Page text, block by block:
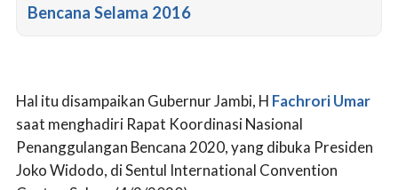
Bencana Selama 2016
Hal itu disampaikan Gubernur Jambi, H Fachrori Umar
saat menghadiri Rapat Koordinasi Nasional
Penanggulangan Bencana 2020, yang dibuka Presiden
Joko Widodo, di Sentul International Convention